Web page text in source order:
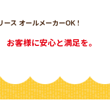
ス オールメーカーOK！
お客様に安心と満足を。